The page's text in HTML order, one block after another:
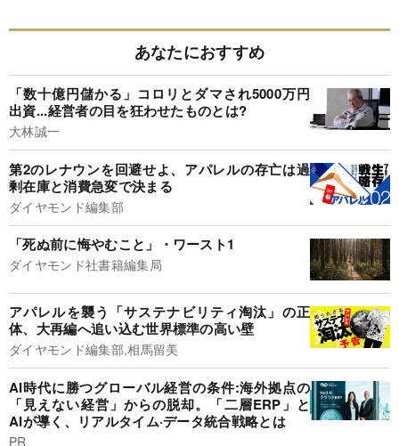
あなたにおすすめ
「数十億円儲かる」コロリとダマされ5000万円
出資...経営者の目を狂わせたものとは?
大林誠一
第2のレナウンを回避せよ、アパレルの存亡は過
剰在庫と消費急変で決まる
ダイヤモンド編集部
「死ぬ前に悔やむこと」・ワースト1
ダイヤモンド社書籍編集局
アパレルを襲う「サステナビリティ淘汰」の正
体、大再編へ追い込む世界標準の高い壁
ダイヤモンド編集部,相馬留美
AI時代に勝つグローバル経営の条件:海外拠点の
「見えない経営」からの脱却。「二層ERP」と
AIが導く、リアルタイム·データ統合戦略とは
PR